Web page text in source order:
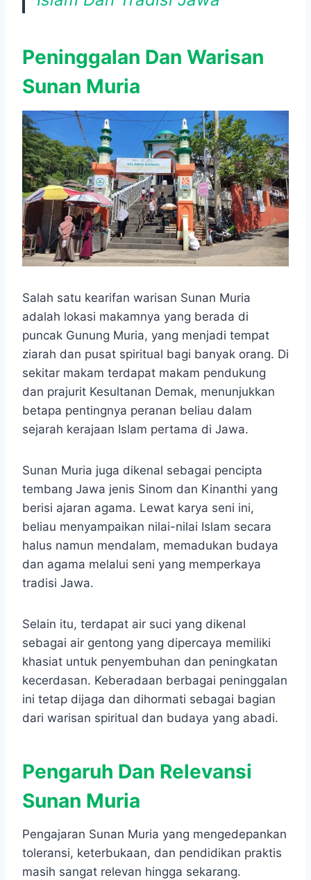
Peninggalan Dan Warisan
Sunan Muria
Salah satu kearifan warisan Sunan Muria
adalah lokasi makamnya yang berada di
puncak Gunung Muria, yang menjadi tempat
ziarah dan pusat spiritual bagi banyak orang. Di
sekitar makam terdapat makam pendukung
dan prajurit Kesultanan Demak, menunjukkan
betapa pentingnya peranan beliau dalam
sejarah kerajaan Islam pertama di Jawa.
Sunan Muria juga dikenal sebagai pencipta
tembang Jawa jenis Sinom dan Kinanthi yang
berisi ajaran agama. Lewat karya seni ini,
beliau menyampaikan nilai-nilai Islam secara
halus namun mendalam, memadukan budaya
dan agama melalui seni yang memperkaya
tradisi Jawa.
Selain itu, terdapat air suci yang dikenal
sebagai air gentong yang dipercaya memiliki
khasiat untuk penyembuhan dan peningkatan
kecerdasan. Keberadaan berbagai peninggalan
ini tetap dijaga dan dihormati sebagai bagian
dari warisan spiritual dan budaya yang abadi.
Pengaruh Dan Relevansi
Sunan Muria
Pengajaran Sunan Muria yang mengedepankan
toleransi, keterbukaan, dan pendidikan praktis
masih sangat relevan hingga sekarang.